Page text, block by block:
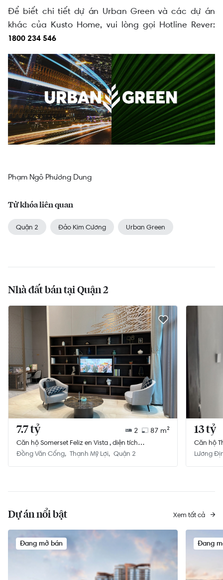
Để biết chi tiết dự án Urban Green và các dự án
khác của Kusto Home, vui lòng gọi Hotline Rever:
1800 234 546
Phạm Ngô Phương Dung
Từ khóa liên quan
Quận 2 Đảo Kim Cương Urban Green
Nhà đất bán tại Quận 2
7.7 tỷ 2 87 m²
Căn hộ Somerset Feliz en Vista , diện tích
87m²,đang có hợp đồng thuê đến 2025
Đồng Văn Cống Thạnh Mỹ Lợi Quận 2
13 tỷ
Căn hộ
Lương
Dự án nổi bật Xem tất cả
Đang mở bán Đang